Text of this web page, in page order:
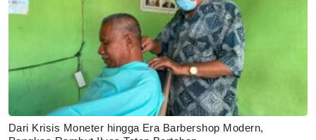
Dari Krisis Moneter hingga Era Barbershop Modern,